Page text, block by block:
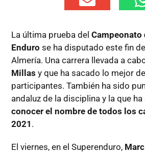
La última prueba del Campeonato
Enduro se ha disputado este fin
Almería. Una carrera llevada a
Millas y que ha sacado lo mejor
participantes. También ha sido
andaluz de la disciplina y la que
conocer el nombre de todos los
2021 .
El viernes, en el Superenduro,